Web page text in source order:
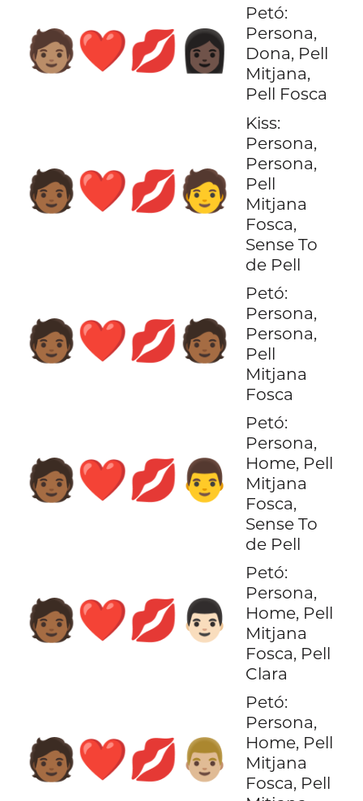
🧑🏽‍❤️‍💋‍👩🏿
Petó:
Persona,
Dona, Pell
Mitjana,
Pell Fosca
🧑🏾‍❤️‍💋‍🧑
Kiss:
Persona,
Persona,
Pell
Mitjana
Fosca,
Sense To
de Pell
🧑🏾‍❤️‍💋‍🧑🏾
Petó:
Persona,
Persona,
Pell
Mitjana
Fosca
🧑🏾‍❤️‍💋‍👨
Petó:
Persona,
Home, Pell
Mitjana
Fosca,
Sense To
de Pell
🧑🏾‍❤️‍💋‍👨🏻
Petó:
Persona,
Home, Pell
Mitjana
Fosca, Pell
Clara
🧑🏾‍❤️‍💋‍👨🏼
Petó:
Persona,
Home, Pell
Mitjana
Fosca, Pell